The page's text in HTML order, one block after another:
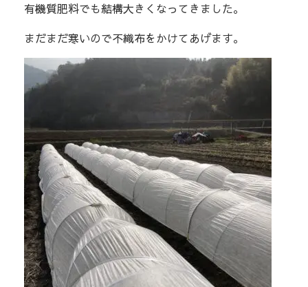
有機質肥料でも結構大きくなってきました。
まだまだ寒いので不織布をかけてあげます。